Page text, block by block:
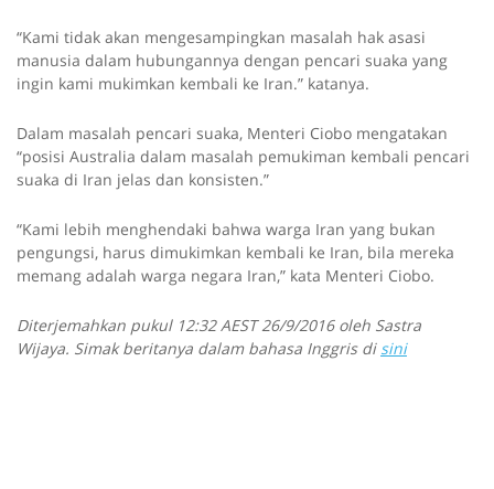
“Kami tidak akan mengesampingkan masalah hak asasi
manusia dalam hubungannya dengan pencari suaka yang
ingin kami mukimkan kembali ke Iran.” katanya.
Dalam masalah pencari suaka, Menteri Ciobo mengatakan
“posisi Australia dalam masalah pemukiman kembali pencari
suaka di Iran jelas dan konsisten.”
“Kami lebih menghendaki bahwa warga Iran yang bukan
pengungsi, harus dimukimkan kembali ke Iran, bila mereka
memang adalah warga negara Iran,” kata Menteri Ciobo.
Diterjemahkan pukul 12:32 AEST 26/9/2016 oleh Sastra
Wijaya. Simak beritanya dalam bahasa Inggris di sini